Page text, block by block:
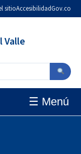
sitioAccesibilidadGov.co
Valle
☰ Menú